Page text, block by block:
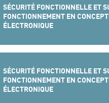
SÉCURITÉ FONCTIONNELLE ET
FONCTIONNEMENT EN
ÉLECTRONIQUE
SÉCURITÉ FONCTIONNELLE ET
FONCTIONNEMENT EN
ÉLECTRONIQUE